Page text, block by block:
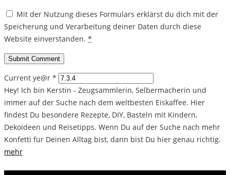
Mit der Nutzung dieses Formulars erklärst du dich mit der
Speicherung und Verarbeitung deiner Daten durch diese
Website einverstanden. *
Current ye@r *
Hey! Ich bin Kerstin - Zeugsammlerin, Selbermacherin und
immer auf der Suche nach dem weltbesten Eiskaffee. Hier
findest Du besondere Rezepte, DIY, Basteln mit Kindern,
Dekoideen und Reisetipps. Wenn Du auf der Suche nach mehr
Konfetti für Deinen Alltag bist, dann bist Du hier genau richtig.
mehr